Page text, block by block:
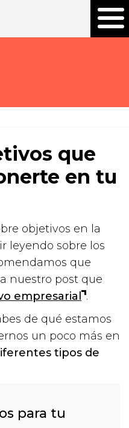
que
en tu
objetivos en la
leyendo sobre los
que
nuestro post que
empresarial
.
de qué estamos
un poco más en
tipos de
para tu